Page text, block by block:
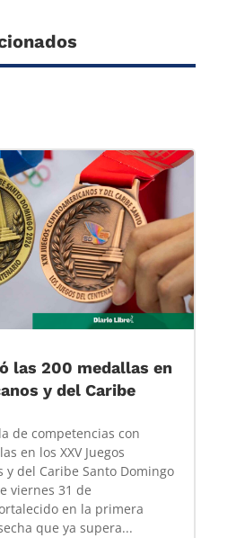
las 200 medallas en
y del Caribe
de competencias con
en los XXV Juegos
y del Caribe Santo Domingo
viernes 31 de
en la primera
que ya supera...